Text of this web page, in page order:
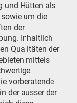
und Hütten als
um die
der
Inhaltlich
Qualitäten der
mittels
vorberatende
der ausser der